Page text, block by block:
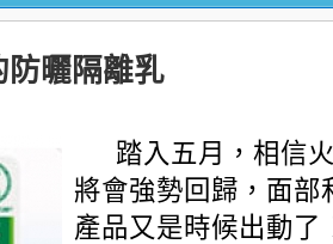
曬隔離乳
踏入五月，相信
將會強勢回歸，面部
產品又是時候出動了